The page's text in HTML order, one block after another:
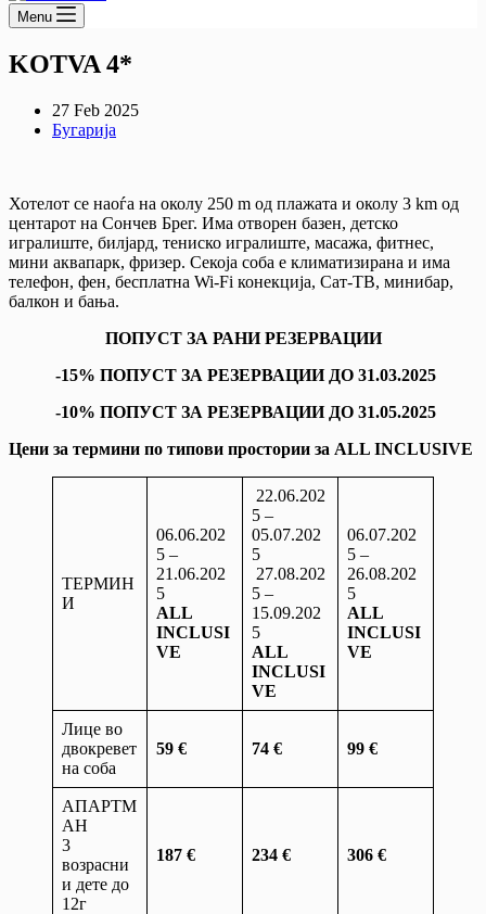
Menu
KOTVA 4*
27 Feb 2025
Бугарија
Хотелот се наоѓа на околу 250 m од плажата и околу 3 km од
центарот на Сончев Брег. Има отворен базен, детско
игралиште, билјард, тениско игралиште, масажа, фитнес,
мини аквапарк, фризер. Секоја соба е климатизирана и има
телефон, фен, бесплатна Wi-Fi конекција, Сат-ТВ, минибар,
балкон и бања.
ПОПУСТ ЗА РАНИ РЕЗЕРВАЦИИ
-15% ПОПУСТ ЗА РЕЗЕРВАЦИИ ДО 31.03.2025
-10% ПОПУСТ ЗА РЕЗЕРВАЦИИ ДО 31.05.2025
Цени за термини по типови простории за ALL INCLUSIVE
ТЕРМИН
И
06.06.202
5 –
21.06.202
5
ALL
INCLUSI
VE
22.06.202
5 –
05.07.202
5
27.08.202
5 –
15.09.202
5
ALL
INCLUSI
VE
06.07.202
5 –
26.08.202
5
ALL
INCLUSI
VE
Лице во
двокревет
на соба
59 € 74 € 99 €
АПАРТМ
АН
3
возрасни
и дете до
12г
187 € 234 € 306 €